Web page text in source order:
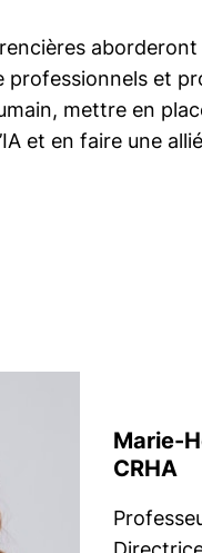
professionnels et
mettre en
et en faire une
Marie-
CRHA